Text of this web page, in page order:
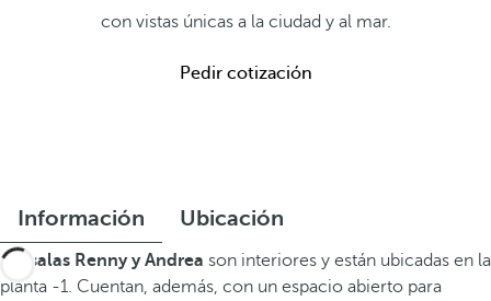
con vistas únicas a la ciudad y al mar.
Pedir cotización
Información Ubicación
Las salas Renny y Andrea son interiores y están ubicadas en la
planta -1. Cuentan, además, con un espacio abierto para